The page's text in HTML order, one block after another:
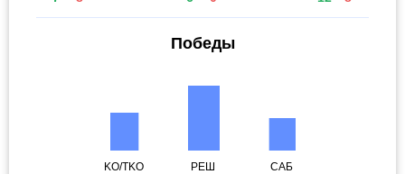
Победы
KO/TKO
РЕШ
САБ